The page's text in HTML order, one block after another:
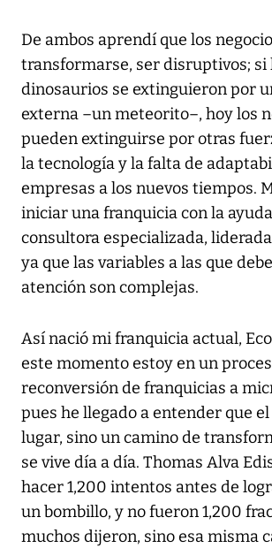
De ambos aprendí que los
transformarse, ser disruptivos; si
dinosaurios se extinguieron por
externa –un meteorito–, hoy los
pueden extinguirse por otras
la tecnología y la falta de
empresas a los nuevos tiempos.
iniciar una franquicia con la
consultora especializada,
ya que las variables a las que
atención son complejas.
Así nació mi franquicia actual,
este momento estoy en un
reconversión de franquicias a
pues he llegado a entender que
lugar, sino un camino de
se vive día a día. Thomas Alva
hacer 1,200 intentos antes de
un bombillo, y no fueron 1,200
muchos dijeron, sino esa misma